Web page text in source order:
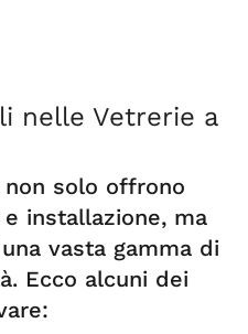
nelle Vetrerie a
solo offrono
installazione, ma
vasta gamma di
Ecco alcuni dei